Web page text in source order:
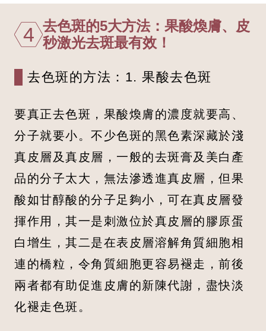
4 去色斑的5大方法：果酸煥膚、皮
秒激光去斑最有效！
去色斑的方法：1. 果酸去色斑
要真正去色斑，果酸煥膚的濃度就要高、
分子就要小。不少色斑的黑色素深藏於淺
真皮層及真皮層，一般的去斑膏及美白產
品的分子太大，無法滲透進真皮層，但果
酸如甘醇酸的分子足夠小，可在真皮層發
揮作用，其一是刺激位於真皮層的膠原蛋
白增生，其二是在表皮層溶解角質細胞相
連的橋粒，令角質細胞更容易褪走，前後
兩者都有助促進皮膚的新陳代謝，盡快淡
化褪走色斑。